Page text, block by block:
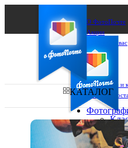
О ФотоПочте
Акции
Сделаем за вас
Бизнесу
FAQ
Франшиза
Поддержка и
Оплата и
Ваш город:
КАТАЛОГ